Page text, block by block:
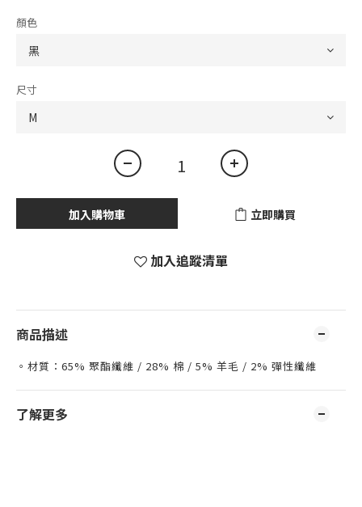
顏色
尺寸
加入購物車 立即購買
加入追蹤清單
商品描述
。材質：65% 聚酯纖維 / 28% 棉 / 5% 羊毛 / 2% 彈性纖維
了解更多